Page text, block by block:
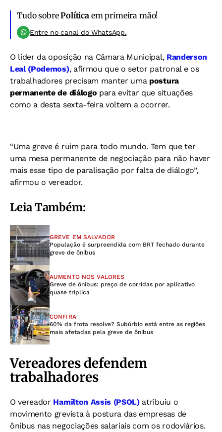
Tudo sobrePolíticaem primeira mão!
Entre no canal do WhatsApp.
O líder da oposição na Câmara Municipal, Randerson
Leal (Podemos), afirmou que o setor patronal e os
trabalhadores precisam manter umapostura
permanente de diálogo para evitar que situações
como a desta sexta-feira voltem a ocorrer.
“Uma greve é ruim para todo mundo. Tem que ter
uma mesa permanente de negociação para não haver
mais esse tipo de paralisação por falta de diálogo”,
afirmou o vereador.
Leia Também:
GREVE EM SALVADOR
População é surpreendida com BRT fechado durante
greve de ônibus
AUMENTO NOS VALORES
Greve de ônibus: preço de corridas por aplicativo
quase triplica
CONFIRA
60% da frota resolve? Subúrbio está entre as regiões
mais afetadas pela greve de ônibus
Vereadores defendem
trabalhadores
O vereador Hamilton Assis (PSOL)atribuiu o
movimento grevista à postura das empresas de
ônibus nas negociações salariais com os rodoviários.